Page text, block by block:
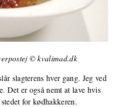
© kvalimad.dk
slagterens hver gang. Jeg ved
Det er også nemt at lave hvis
for kødhakkeren.